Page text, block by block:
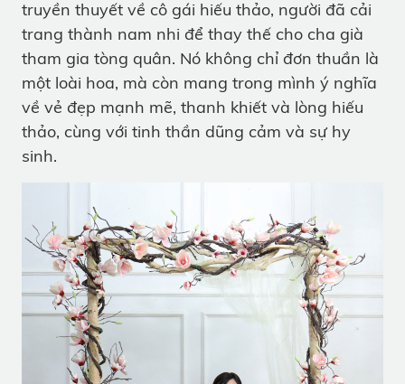
truyền thuyết về cô gái hiếu thảo, người đã cải
trang thành nam nhi để thay thế cho cha già
tham gia tòng quân. Nó không chỉ đơn thuần là
một loài hoa, mà còn mang trong mình ý nghĩa
về vẻ đẹp mạnh mẽ, thanh khiết và lòng hiếu
thảo, cùng với tinh thần dũng cảm và sự hy
sinh.